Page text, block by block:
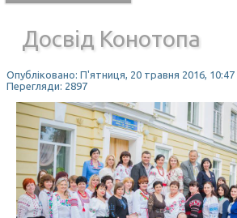
Досвід Конотопа
Опубліковано: П'ятниця, 20 травня 2016, 10:47|
Перегляди: 2897